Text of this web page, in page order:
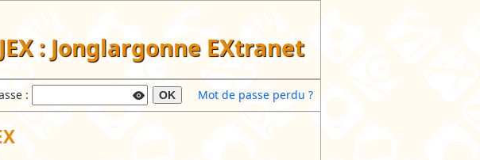
JEX : Jonglargonne EXtranet
: OK Mot de passe perdu ?